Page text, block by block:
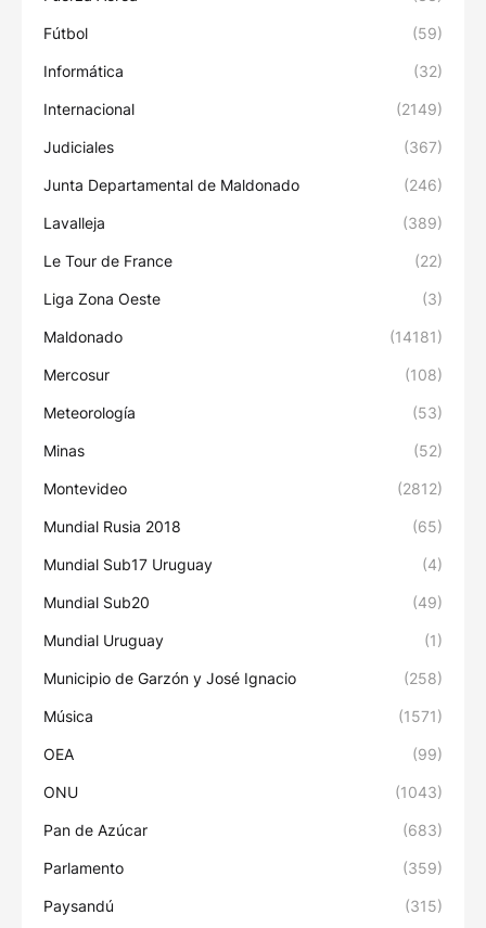
Fútbol (59)
Informática (32)
Internacional (2149)
Judiciales (367)
Junta Departamental de Maldonado (246)
Lavalleja (389)
Le Tour de France (22)
Liga Zona Oeste (3)
Maldonado (14181)
Mercosur (108)
Meteorología (53)
Minas (52)
Montevideo (2812)
Mundial Rusia 2018 (65)
Mundial Sub17 Uruguay (4)
Mundial Sub20 (49)
Mundial Uruguay (1)
Municipio de Garzón y José Ignacio (258)
Música (1571)
OEA (99)
ONU (1043)
Pan de Azúcar (683)
Parlamento (359)
Paysandú (315)